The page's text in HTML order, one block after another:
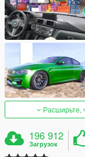
Расширьте,
196 912
Загрузок